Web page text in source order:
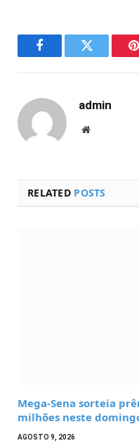
FacebookTwitter
admin
Website
RELATED POSTS
Mega-Sena sorteia
milhões neste
AGOSTO 9, 2026